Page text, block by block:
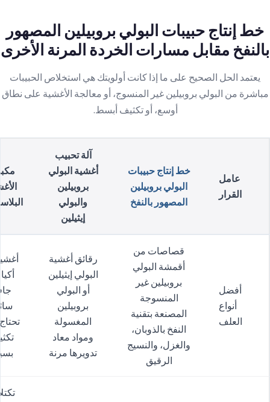
خط إنتاج حبيبات البولي بروبيلين المصهور
بالنفخ مقابل مسارات الخردة المرنة الأخرى
يعتمد الحل الصحيح على ما إذا كانت أولويتك هي استخلاص الحبيبات
مباشرة من البولي بروبيلين غير المنسوج، أو معالجة الأغشية على نطاق
أوسع، أو تكثيف أبسط.
عامل
القرار
خط إنتاج حبيبات
البولي بروبيلين
المصهور بالنفخ
آلة تحبيب
أغشية البولي
بروبيلين
والبولي
إيثيلين
أفضل
أنواع
العلف
قصاصات من
أقمشة البولي
بروبيلين غير
المنسوجة
المصنعة بتقنية
النفخ بالذوبان،
والغزل، والنسيج
الرقيق
رقائق أغشية
البولي إيثيلين
أو البولي
بروبيلين
المغسولة
ومواد معاد
تدويرها مرنة